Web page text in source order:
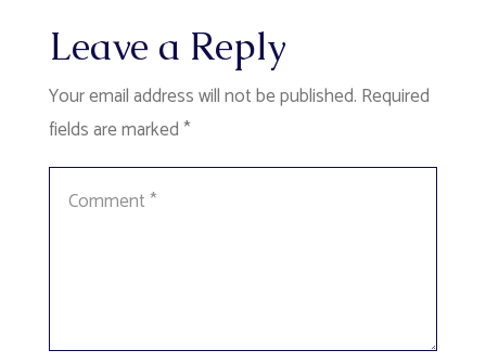
Leave a Reply
Your email address will not be published. Required
fields are marked*